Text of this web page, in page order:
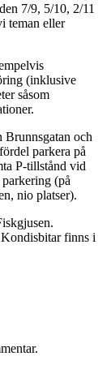
7/9, 5/10, 2/11
teman eller
(inklusive
såsom
Brunnsgatan och
parkera på
P-tillstånd vid
(på
nio platser).
finns i